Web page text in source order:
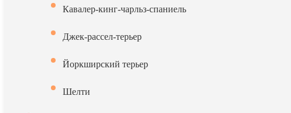
Кавалер-кинг-чарльз-спаниель
Джек-рассел-терьер
Йоркширский терьер
Шелти